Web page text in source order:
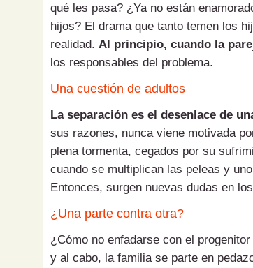
qué les pasa? ¿Ya no están
hijos? El drama que tanto temen los
realidad. Al principio, cuando la
los responsables del problema.
Una cuestión de adultos
La separación es el desenlace de
sus razones, nunca viene motivada
plena tormenta, cegados por su
cuando se multiplican las peleas y
Entonces, surgen nuevas dudas en
¿Una parte contra otra?
¿Cómo no enfadarse con el
y al cabo, la familia se parte en